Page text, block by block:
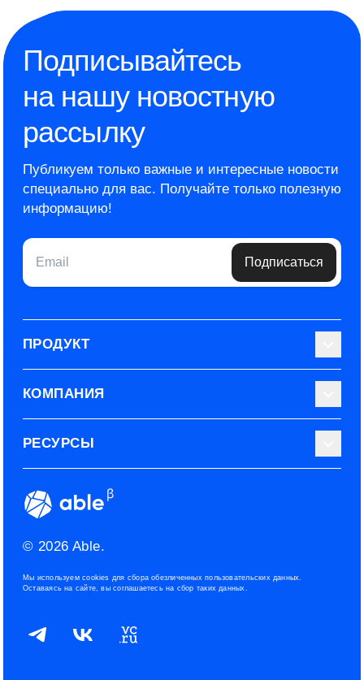
Подписывайтесь
на нашу новостную
рассылку
Публикуем только важные и интересные новости
специально для вас. Получайте только полезную
информацию!
Email Подписаться
ПРОДУКТ
Библиотека тестов
Используйте Able
Эксперты
ROI рекрутинга
КОМПАНИЯ
О нас
Наши контакты
Условия использования
РЕСУРСЫ
Сообщество
© 2026 Able.
Мы используем cookies для сбора обезличенных пользовательских данных.
Оставаясь на сайте, вы соглашаетесь на сбор таких данных.